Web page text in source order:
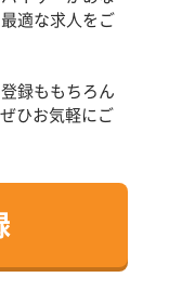
適な求人をご
録ももちろん
ひお気軽にご